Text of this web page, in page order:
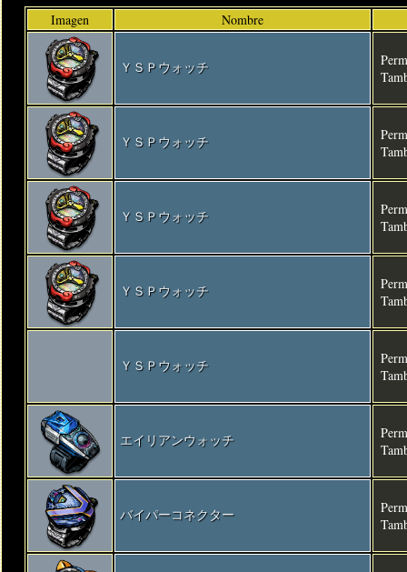
Imagen Nombre
ＹＳＰウォッチ
ＹＳＰウォッチ
ＹＳＰウォッチ
ＹＳＰウォッチ
ＹＳＰウォッチ
エイリアンウォッチ
バイパーコネクター